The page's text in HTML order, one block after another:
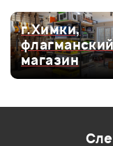
Мой отзыв о
Ваша оценка:
Впечатления о
г.Химки,
магазин